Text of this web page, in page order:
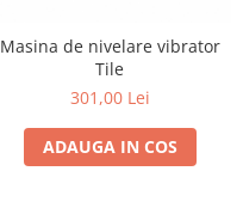
Masina de nivelare vibrator
Tile
301,00 Lei
ADAUGA IN COS